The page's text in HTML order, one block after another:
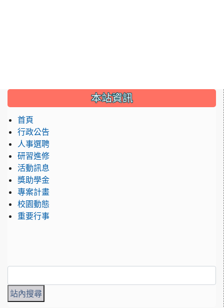
::: 本站資訊
首頁
行政公告
人事選聘
研習進修
活動訊息
獎助學金
專案計畫
校園動態
重要行事